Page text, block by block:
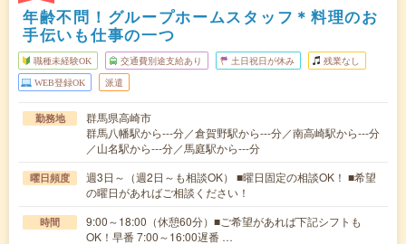
年齢不問！グループホームスタッフ＊料理のお
手伝いも仕事の一つ
職種未経験OK 交通費別途支給あり 土日祝日が休み 残業なし
WEB登録OK 派遣
勤務地
群馬県高崎市
群馬八幡駅から---分／倉賀野駅から---分／南高崎駅から---分
／山名駅から---分／馬庭駅から---分
曜日頻度
週3日～（週2日～も相談OK） ■曜日固定の相談OK！ ■希望
の曜日があればご相談ください！
時間
9:00～18:00（休憩60分）■ご希望があれば下記シフトも
OK！早番 7:00～16:00遅番 …